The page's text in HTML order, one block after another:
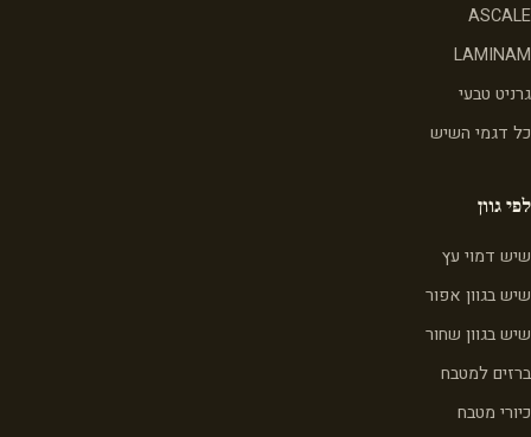
ASCALE
LAMINAM
גרניט טבעי
כל דגמי השיש
לפי גוון
שיש דמוי עץ
שיש בגוון אפור
שיש בגוון שחור
ברזים למטבח
כיורי מטבח